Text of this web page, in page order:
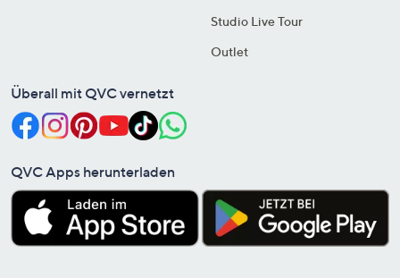
Studio Live Tour
Outlet
Überall mit QVC vernetzt
QVC Apps herunterladen